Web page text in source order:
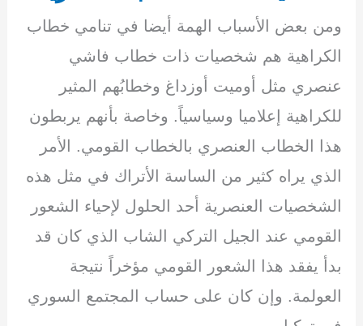
ومن بعض الأسباب الهمة أيضا في تنامي خطاب
الكراهية هم شخصيات ذات خطاب فاشي
عنصري مثل أوميت أوزداغ وخطابُهم المثير
للكراهية إعلاميا وسياسياً. وخاصة بأنهم يربطون
هذا الخطاب العنصري بالخطاب القومي. الأمر
الذي يراه كثير من الساسة الأتراك في مثل هذه
الشخصيات العنصرية أحد الحلول لإحياء الشعور
القومي عند الجيل التركي الشاب الذي كان قد
بدأ يفقد هذا الشعور القومي مؤخراً نتيجة
العولمة. وإن كان على حساب المجتمع السوري